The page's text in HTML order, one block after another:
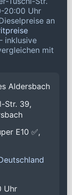
20:00 Uhr
an
inklusive
mit
Aldersbach
Str. 39,
E10 ✅,
Uhr